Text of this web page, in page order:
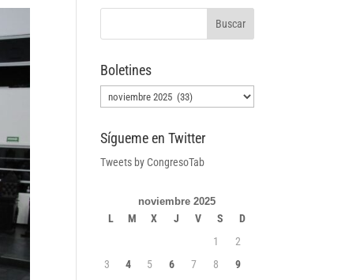
Boletines
Boletines
Sígueme en Twitter
Tweets by CongresoTab
noviembre 2025
L M X J V S
D
1
2
3
4 5 6 7 8
9